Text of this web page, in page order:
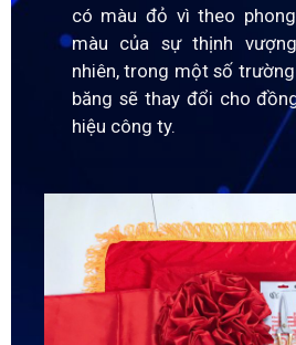
có màu đỏ vì theo
màu của sự thịnh
nhiên, trong một số
băng sẽ thay đổi cho
hiệu công ty.